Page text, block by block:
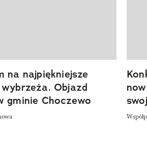
na najpiękniejsze
Objazd
gminie Choczewo